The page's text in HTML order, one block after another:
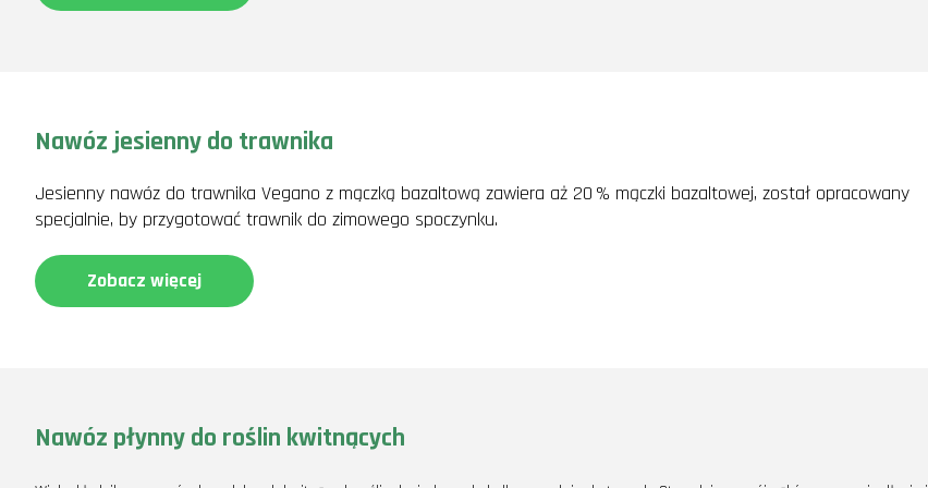
Nawóz jesienny do trawnika
Jesienny nawóz do trawnika Vegano z mączką bazaltową zawiera aż 20 % mączki bazaltowej, został opracowany
specjalnie, by przygotować trawnik do zimowego spoczynku.
Zobacz więcej
Nawóz płynny do roślin kwitnących